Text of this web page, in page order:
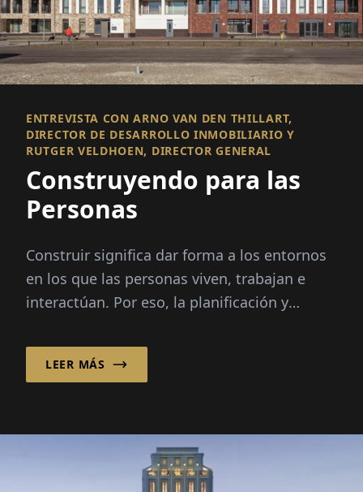
ENTREVISTA CON ARNO VAN DEN THILLART,
DIRECTOR DE DESARROLLO INMOBILIARIO Y
RUTGER VELDHOEN, DIRECTOR GENERAL
Construyendo para las
Personas
Construir significa dar forma a los entornos
en los que las personas viven, trabajan e
interactúan. Por eso, la planificación y
LEER MÁS